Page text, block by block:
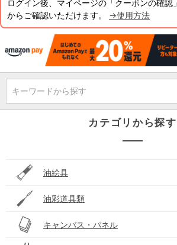
ログイン後、マイページの「クーポンの確認」
からご確認いただけます。 →使用方法
キーワードから探す
カテゴリから探す
油絵具
油彩道具類
キャンバス・パネル